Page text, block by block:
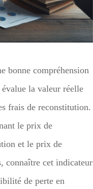
bonne compréhension
la valeur réelle
frais de reconstitution.
le prix de
et le prix de
connaître cet indicateur
de perte en